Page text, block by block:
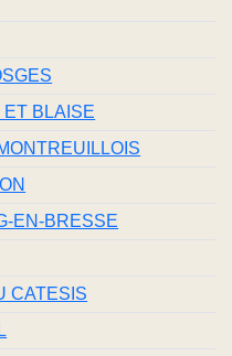
BLAISE
EN-BRESSE
CATESIS